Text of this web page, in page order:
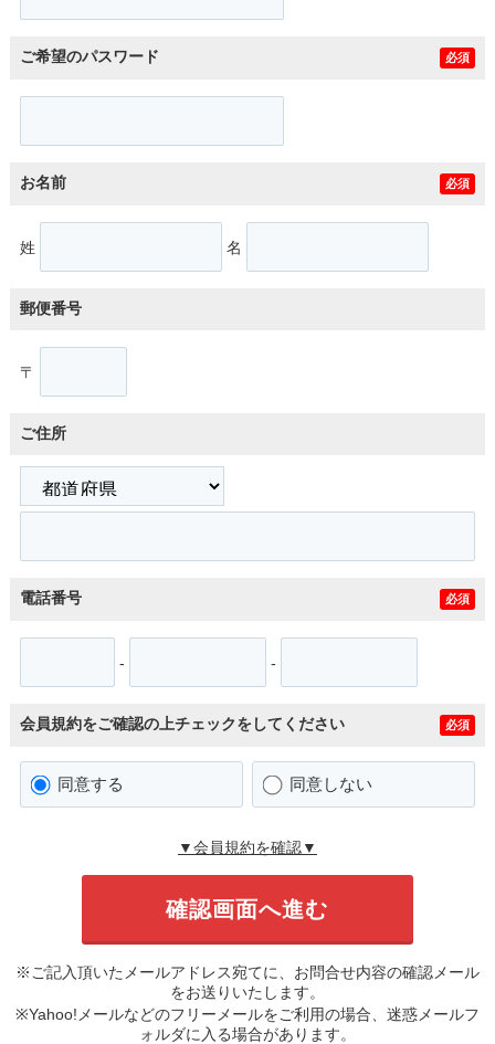
ご希望のパスワード 必須
お名前 必須
姓 名
郵便番号
〒
ご住所
電話番号 必須
- -
会員規約をご確認の上チェックをしてください 必須
同意する 同意しない
▼会員規約を確認▼
※ご記入頂いたメールアドレス宛てに、お問合せ内容の確認メール
をお送りいたします。
※Yahoo!メールなどのフリーメールをご利用の場合、迷惑メールフ
ォルダに入る場合があります。